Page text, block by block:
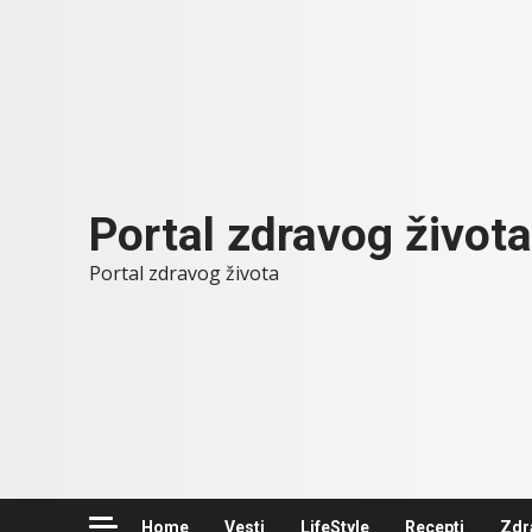
Portal zdravog života
Portal zdravog života
Home Vesti LifeStyle Recepti